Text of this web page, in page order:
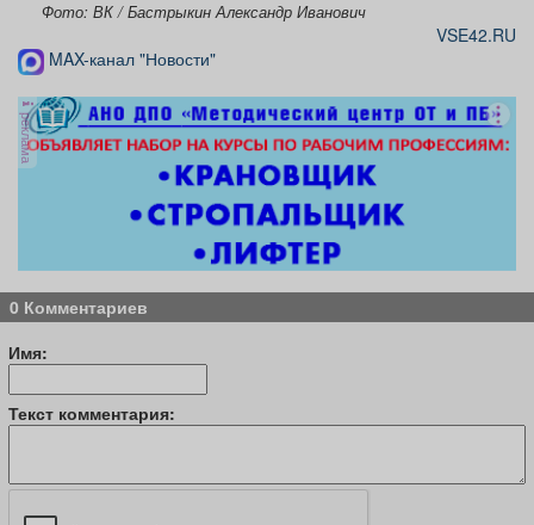
Фото: ВК / Бастрыкин Александр Иванович
VSE42.RU
MAX-канал "Новости"
реклама
0 Комментариев
Имя:
Текст комментария: